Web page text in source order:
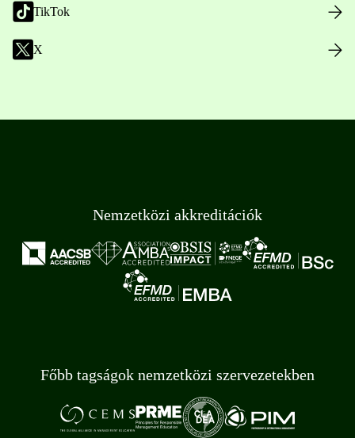
TikTok
X
Nemzetközi akkreditációk
Főbb tagságok nemzetközi szervezetekben